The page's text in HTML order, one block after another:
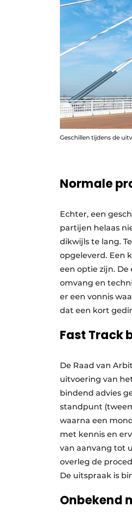
Geschillen tijdens de
Normale
Echter, een
partijen helaas
dikwijls te lang.
opgeleverd. Een
een optie zijn. De
omvang en
er een vonnis
dat een kort
Fast Track
De Raad van
uitvoering van
bindend advies
standpunt
waarna een
met kennis en
van aanvang tot
overleg de
De uitspraak is
Onbekend